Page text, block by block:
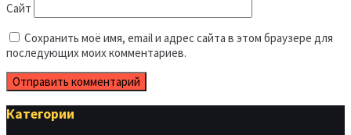
Сайт
Сохранить моё имя, email и адрес сайта в этом браузере для
последующих моих комментариев.
Категории